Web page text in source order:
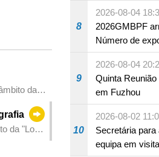
do 98.º aniversário do
em Macau do Exército de
das
da "Loja
8
2026-08-04
2026GMBPF
Número de
18 anos
9
2026-08-04
Quinta
em Fuzhou
10
2026-08-02
Secretária
equipa em